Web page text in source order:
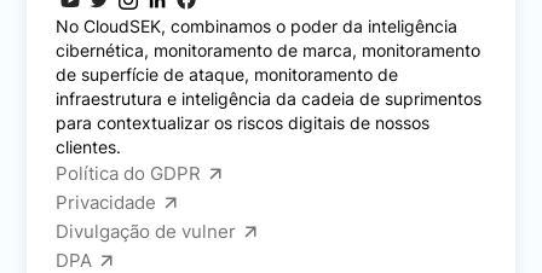
No CloudSEK, combinamos o poder da inteligência
cibernética, monitoramento de marca, monitoramento
de superfície de ataque, monitoramento de
infraestrutura e inteligência da cadeia de suprimentos
para contextualizar os riscos digitais de nossos
clientes.
Política do GDPR
Privacidade
Divulgação de vulner
DPA